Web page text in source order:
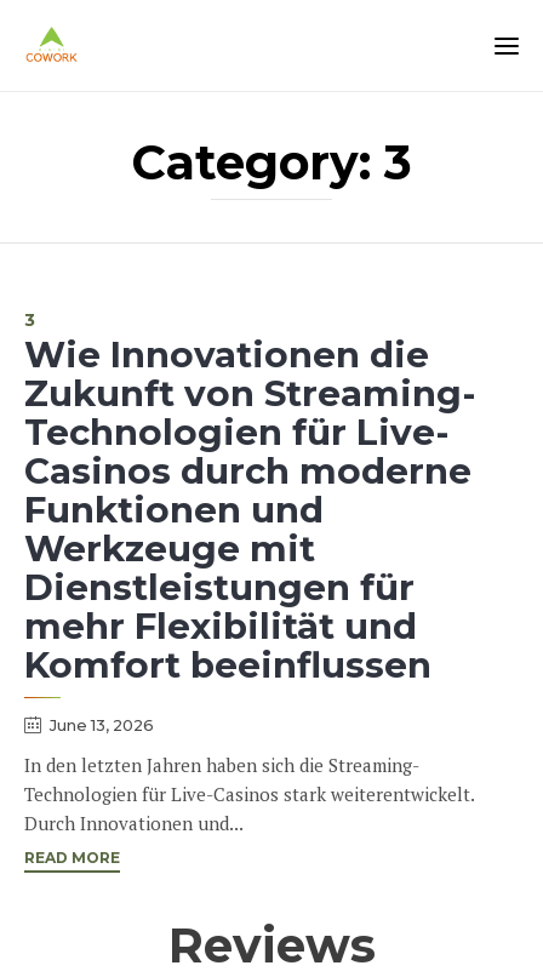
Category:3
Category
3
Wie Innovationen die
Zukunft von Streaming-
Technologien für Live-
Casinos durch moderne
Funktionen und
Werkzeuge mit
Dienstleistungen für
mehr Flexibilität und
Komfort beeinflussen
June 13, 2026
In den letzten Jahren haben sich die Streaming-
Technologien für Live-Casinos stark weiterentwickelt.
Durch Innovationen und...
READ MORE
Reviews